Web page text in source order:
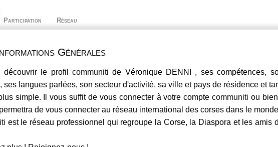
Participation Réseau
Générales
découvrir le profil communiti de Véronique DENNI , ses compétences,
ses langues parlées, son secteur d'activité, sa ville et pays de résidence et
simple. Il vous suffit de vous connecter à votre comptecommuniti ou
de vous connecter au réseau international des corses dans le
est le réseau professionnel qui regroupe la Corse, la Diaspora et les amis